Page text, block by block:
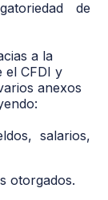
de
a la
el CFDI y
anexos
salarios,
otorgados.